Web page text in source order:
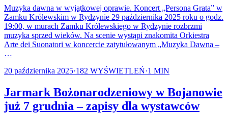
Muzyka dawna w wyjątkowej oprawie. Koncert „Persona Grata” w
Zamku Królewskim w Rydzynie 29 października 2025 roku o godz.
19:00, w murach Zamku Królewskiego w Rydzynie rozbrzmi
muzyka sprzed wieków. Na scenie wystąpi znakomita Orkiestra
Arte dei Suonatori w koncercie zatytułowanym „Muzyka Dawna –
…
20 października 2025·182 WYŚWIETLEŃ·1 MIN
Jarmark Bożonarodzeniowy w Bojanowie
już 7 grudnia – zapisy dla wystawców